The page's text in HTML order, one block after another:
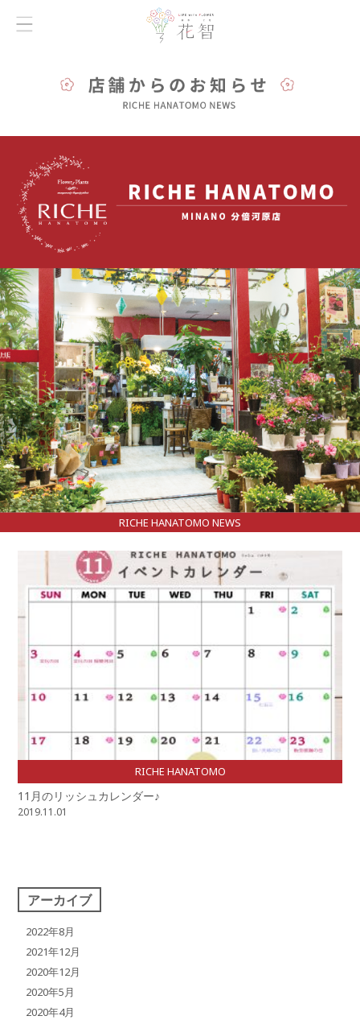
RICHE HANATOMO NEWS
RICHE HANATOMO
11月のリッシュカレンダー♪
2019.11.01
アーカイブ
2022年8月
2021年12月
2020年12月
2020年5月
2020年4月